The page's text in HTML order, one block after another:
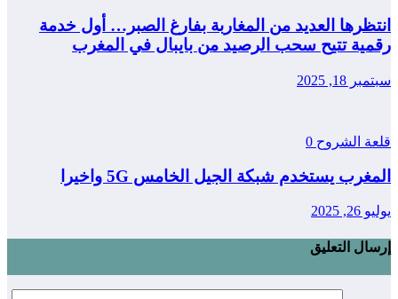
انتظرها العديد من المغاربة بفارغ الصبر… أول خدمة
رقمية تتيح سحب الرصيد من بايبال في المغرب
سبتمبر 18, 2025
قلعة الشروح 0
المغرب يستخدم شبكة الجيل الخامس 5G واخيرا
يوليو 26, 2025
إرسال التعليق